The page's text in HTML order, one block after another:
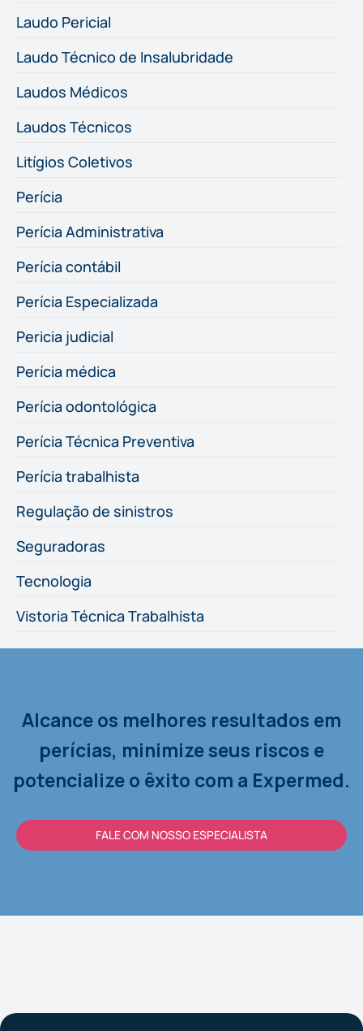
Laudo Pericial
Laudo Técnico de Insalubridade
Laudos Médicos
Laudos Técnicos
Litígios Coletivos
Perícia
Perícia Administrativa
Perícia contábil
Perícia Especializada
Pericia judicial
Perícia médica
Perícia odontológica
Perícia Técnica Preventiva
Perícia trabalhista
Regulação de sinistros
Seguradoras
Tecnologia
Vistoria Técnica Trabalhista
Alcance os melhores resultados em
perícias, minimize seus riscos e
potencialize o êxito com a Expermed.
FALE COM NOSSO ESPECIALISTA